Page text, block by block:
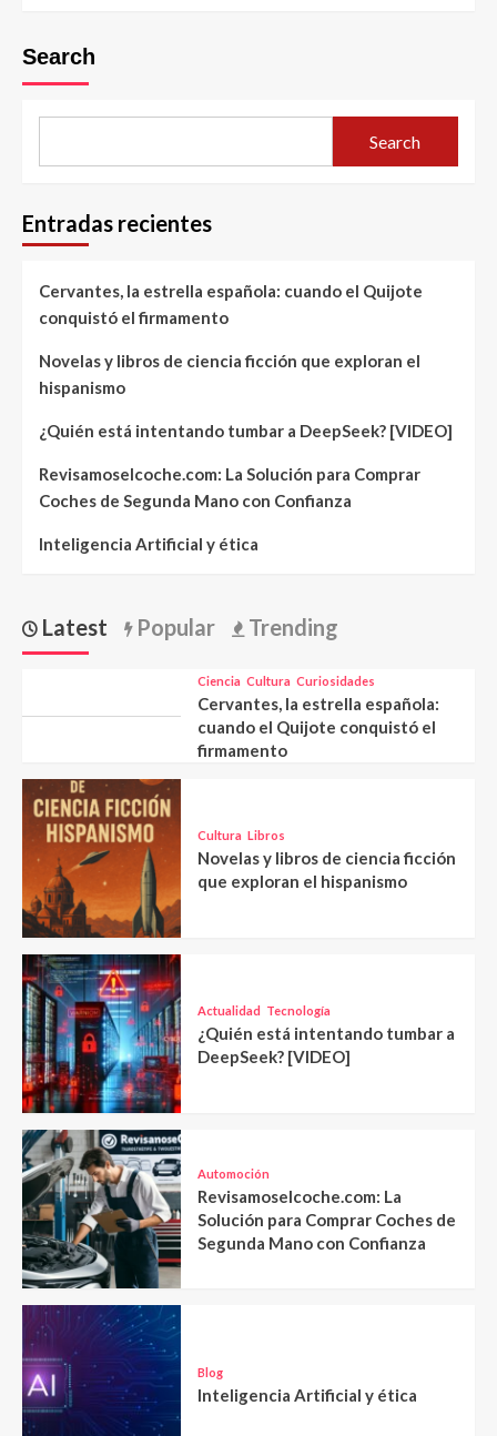
Search
Search
Entradas recientes
Cervantes, la estrella española: cuando el Quijote
conquistó el firmamento
Novelas y libros de ciencia ficción que exploran el
hispanismo
¿Quién está intentando tumbar a DeepSeek? [VIDEO]
Revisamoselcoche.com: La Solución para Comprar
Coches de Segunda Mano con Confianza
Inteligencia Artificial y ética
Latest Popular Trending
Ciencia Cultura Curiosidades
Cervantes, la estrella española:
cuando el Quijote conquistó el
firmamento
Cultura Libros
Novelas y libros de ciencia ficción
que exploran el hispanismo
Actualidad Tecnología
¿Quién está intentando tumbar a
DeepSeek? [VIDEO]
Automoción
Revisamoselcoche.com: La
Solución para Comprar Coches de
Segunda Mano con Confianza
Blog
Inteligencia Artificial y ética